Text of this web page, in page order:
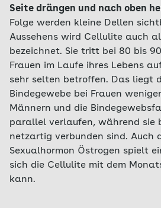
Seite drängen und nach oben
Folge werden kleine Dellen
Aussehens wird Cellulite auch
bezeichnet. Sie tritt bei 80 bis
Frauen im Laufe ihres Lebens
sehr selten betroffen. Das liegt
Bindegewebe bei Frauen
Männern und die
parallel verlaufen, während sie
netzartig verbunden sind. Auch
Sexualhormon Östrogen spielt
sich die Cellulite mit dem
kann.